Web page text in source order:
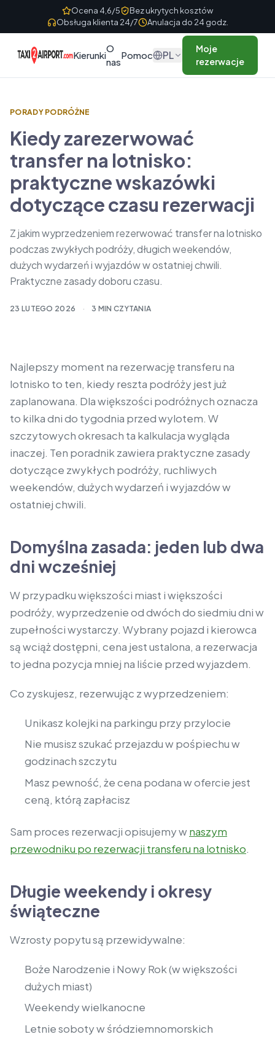
Skip to contentOcena 4,6/5
Bez ukrytych kosztów
Obsługa klienta 24/7
Anulacja do 24 godz.
Kierunki
O
nas
Pomoc PL
Moje
rezerwacje
PORADY PODRÓŻNE
Kiedy zarezerwować
transfer na lotnisko:
praktyczne wskazówki
dotyczące czasu rezerwacji
Z jakim wyprzedzeniem rezerwować transfer na lotnisko
podczas zwykłych podróży, długich weekendów,
dużych wydarzeń i wyjazdów w ostatniej chwili.
Praktyczne zasady doboru czasu.
23 LUTEGO 2026 · 3 MIN CZYTANIA
Najlepszy moment na rezerwację transferu na
lotnisko to ten, kiedy reszta podróży jest już
zaplanowana. Dla większości podróżnych oznacza
to kilka dni do tygodnia przed wylotem. W
szczytowych okresach ta kalkulacja wygląda
inaczej. Ten poradnik zawiera praktyczne zasady
dotyczące zwykłych podróży, ruchliwych
weekendów, dużych wydarzeń i wyjazdów w
ostatniej chwili.
Domyślna zasada: jeden lub dwa
dni wcześniej
W przypadku większości miast i większości
podróży, wyprzedzenie od dwóch do siedmiu dni w
zupełności wystarczy. Wybrany pojazd i kierowca
są wciąż dostępni, cena jest ustalona, a rezerwacja
to jedna pozycja mniej na liście przed wyjazdem.
Co zyskujesz, rezerwując z wyprzedzeniem:
Unikasz kolejki na parkingu przy przylocie
Nie musisz szukać przejazdu w pośpiechu w
godzinach szczytu
Masz pewność, że cena podana w ofercie jest
ceną, którą zapłacisz
Sam proces rezerwacji opisujemy wnaszym
przewodniku po rezerwacji transferu na lotnisko.
Długie weekendy i okresy
świąteczne
Wzrosty popytu są przewidywalne:
Boże Narodzenie i Nowy Rok (w większości
dużych miast)
Weekendy wielkanocne
Letnie soboty w śródziemnomorskich